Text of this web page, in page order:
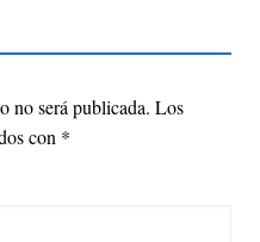
no será publicada. Los
con *